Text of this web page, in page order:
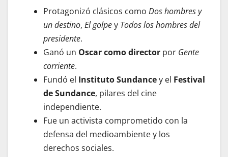
Protagonizó clásicos como Dos hombres y
un destino, El golpey Todos los hombres del
presidente.
Ganó un Oscar como director por Gente
corriente.
Fundó el Instituto Sundancey el Festival
de Sundance, pilares del cine
independiente.
Fue un activista comprometido con la
defensa del medioambiente y los
derechos sociales.